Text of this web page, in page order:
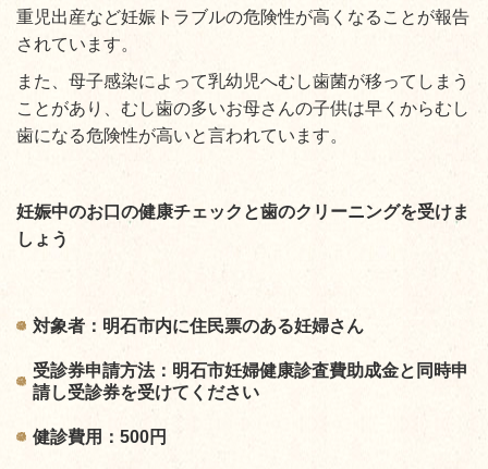
重児出産など妊娠トラブルの危険性が高くなることが報告
されています。
また、母子感染によって乳幼児へむし歯菌が移ってしまう
ことがあり、むし歯の多いお母さんの子供は早くからむし
歯になる危険性が高いと言われています。
妊娠中のお口の健康チェックと歯のクリーニングを受けま
しょう
対象者：明石市内に住民票のある妊婦さん
受診券申請方法：明石市妊婦健康診査費助成金と同時申
請し受診券を受けてください
健診費用：500円